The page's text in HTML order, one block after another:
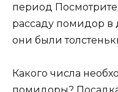
период
рассаду помидор в
они были
Какого числа